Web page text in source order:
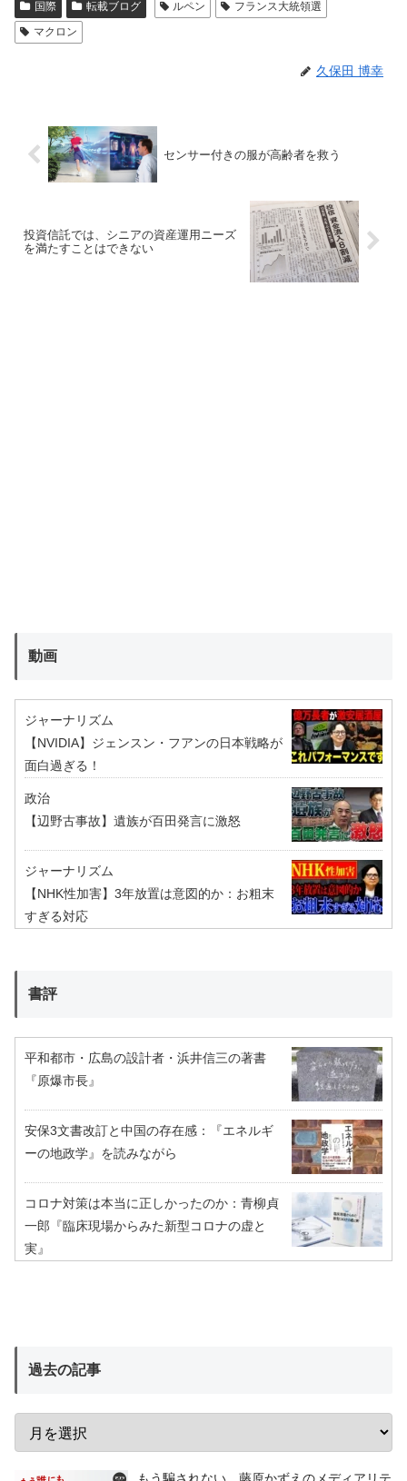
国際 転載ブログ ルペン
フランス大統領選
マクロン
久保田 博幸
センサー付きの服が高齢者を救う
投資信託では、シニアの資産運用ニーズ
を満たすことはできない
動画
ジャーナリズム
【NVIDIA】ジェンスン・フアンの日本戦略が
面白過ぎる！
政治
【辺野古事故】遺族が百田発言に激怒
ジャーナリズム
【NHK性加害】3年放置は意図的か：お粗末
すぎる対応
書評
平和都市・広島の設計者・浜井信三の著書
『原爆市長』
安保3文書改訂と中国の存在感：『エネルギ
ーの地政学』を読みながら
コロナ対策は本当に正しかったのか：青柳貞
一郎『臨床現場からみた新型コロナの虚と
実』
過去の記事